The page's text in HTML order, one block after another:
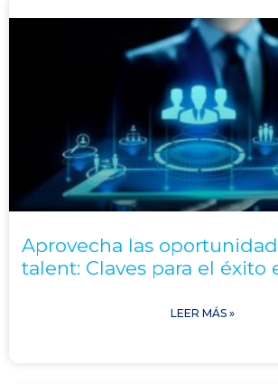
Aprovecha las
talent: Claves para el éxito
LEER MÁS »